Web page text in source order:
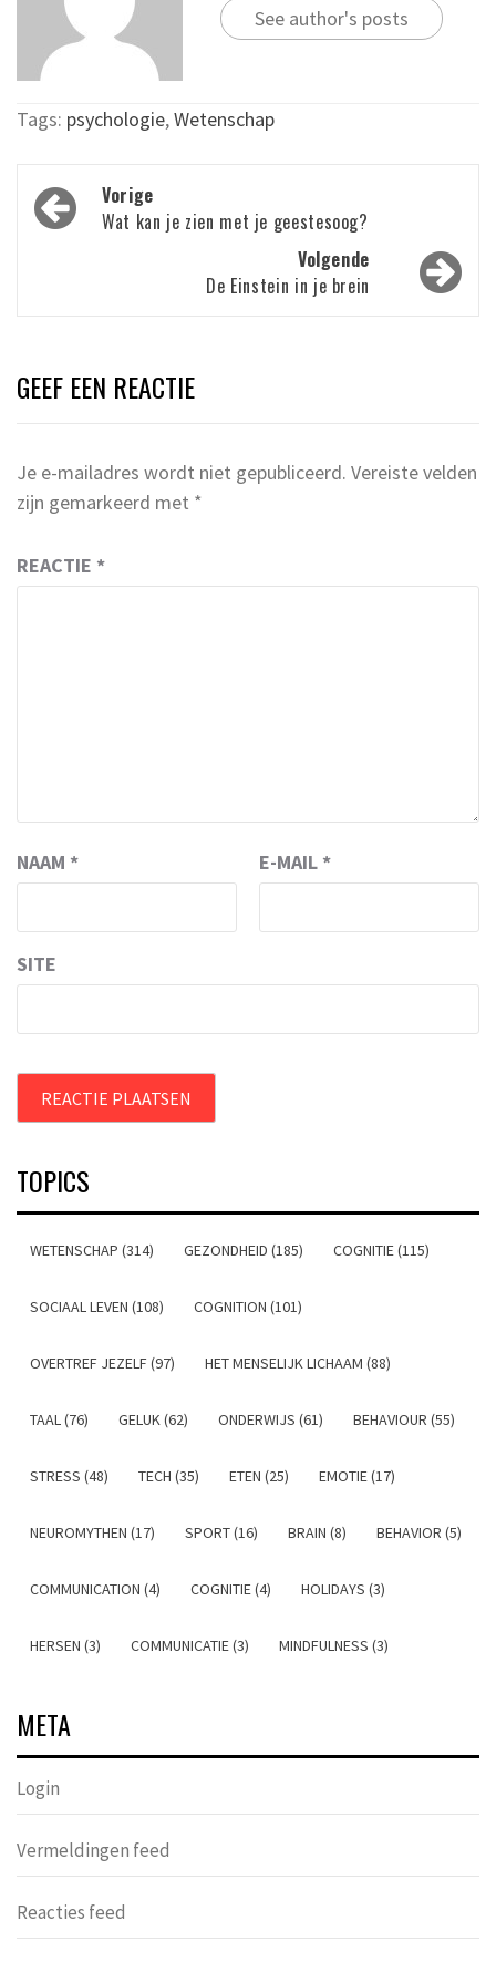
See author's posts
Tags: psychologie,Wetenschap
Bericht
navigatie
Vorige
Wat kan je zien met je geestesoog?
Volgende
De Einstein in je brein
GEEF EEN REACTIE
Je e-mailadres wordt niet gepubliceerd. Vereiste velden
zijn gemarkeerd met *
REACTIE *
NAAM * E-MAIL *
SITE
TOPICS
WETENSCHAP (314) GEZONDHEID (185) COGNITIE (115)
SOCIAAL LEVEN (108) COGNITION (101)
OVERTREF JEZELF (97) HET MENSELIJK LICHAAM (88)
TAAL (76) GELUK (62) ONDERWIJS (61) BEHAVIOUR (55)
STRESS (48) TECH (35) ETEN (25) EMOTIE (17)
NEUROMYTHEN (17) SPORT (16) BRAIN (8) BEHAVIOR (5)
COMMUNICATION (4) COGNITIE (4) HOLIDAYS (3)
HERSEN (3) COMMUNICATIE (3) MINDFULNESS (3)
META
Login
Vermeldingen feed
Reacties feed